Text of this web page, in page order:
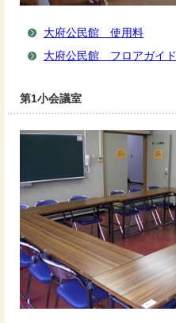
大府公民館 使用料
大府公民館 フロアガイド
第1小会議室